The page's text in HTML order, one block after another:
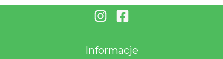
Informacje